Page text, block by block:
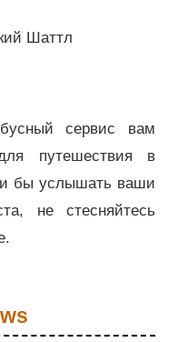
Шаттл
сервис вам
путешествия в
бы услышать ваши
не стесняйтесь